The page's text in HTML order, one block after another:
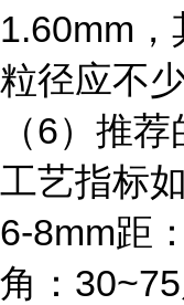
1.60mm
粒径应不
（6）推
工艺指标
6-8mm距：
角： 30~75